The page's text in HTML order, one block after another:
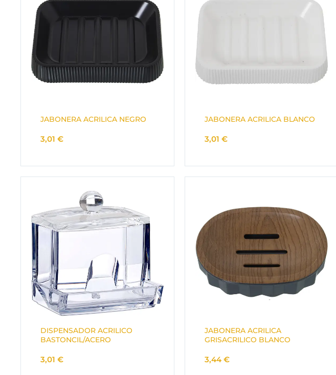
JABONERA ACRILICA NEGRO
3,01 €
JABONERA ACRILICA BLANCO
3,01 €
DISPENSADOR ACRILICO
BASTONCIL/ACERO
3,01 €
JABONERA ACRILICA
GRISACRILICO BLANCO
3,44 €